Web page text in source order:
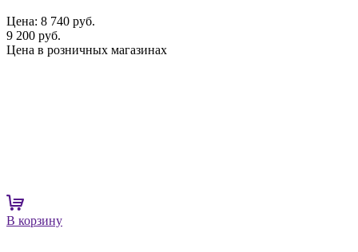
Цена: 8 740 руб.
9 200 руб.
Цена в розничных магазинах
В корзину